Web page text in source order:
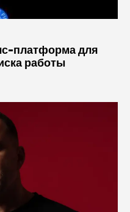
платформа для
работы